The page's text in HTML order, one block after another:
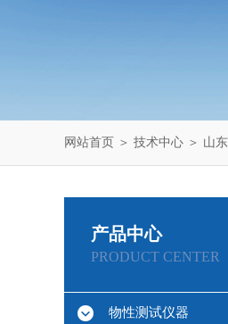
网站首页 ＞ 技术中心 ＞ 山
产品中心
PRODUCT CENTER
物性测试仪器